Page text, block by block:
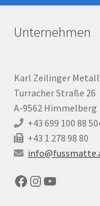
Unternehmen
Karl Zeilinger
Turracher Straße 26
A-9562 Himmelberg
+43 699 100 88
+43 1 278 98 80
Facebook
Instagram
YouTube